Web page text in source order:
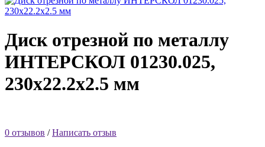
Диск отрезной по металлу
ИНТЕРСКОЛ 01230.025,
230x22.2x2.5 мм
0 отзывов /Написать отзыв